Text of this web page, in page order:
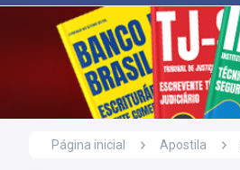
Página inicial Apostila